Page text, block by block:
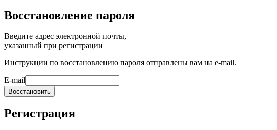
Восстановление пароля
Введите адрес электронной почты,
указанный при регистрации
Инструкции по восстановлению пароля отправлены вам на e-mail.
E-mail
Восстановить
Регистрация